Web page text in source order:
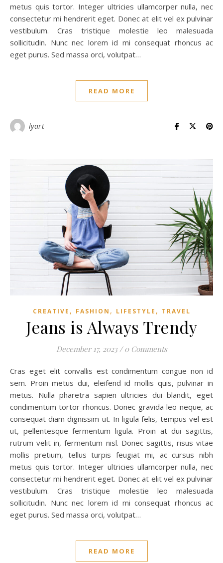
metus quis tortor. Integer ultricies ullamcorper nulla, nec
consectetur mi hendrerit eget. Donec at elit vel ex pulvinar
vestibulum. Cras tristique molestie leo malesuada
sollicitudin. Nunc nec lorem id mi consequat rhoncus ac
eget purus. Sed massa orci, volutpat…
READ MORE
lyart
CREATIVE , FASHION , LIFESTYLE , TRAVEL
Jeans is Always Trendy
December 17, 2023 / 0 Comments
Cras eget elit convallis est condimentum congue non id
sem. Proin metus dui, eleifend id mollis quis, pulvinar in
metus. Nulla pharetra sapien ultricies dui blandit, eget
condimentum tortor rhoncus. Donec gravida leo neque, ac
consequat diam dignissim ut. In ligula felis, tempus vel est
ut, pellentesque fermentum ligula. Proin at dui sagittis,
rutrum velit in, fermentum nisl. Donec sagittis, risus vitae
mollis pretium, tellus turpis feugiat mi, ac cursus nibh
metus quis tortor. Integer ultricies ullamcorper nulla, nec
consectetur mi hendrerit eget. Donec at elit vel ex pulvinar
vestibulum. Cras tristique molestie leo malesuada
sollicitudin. Nunc nec lorem id mi consequat rhoncus ac
eget purus. Sed massa orci, volutpat…
READ MORE